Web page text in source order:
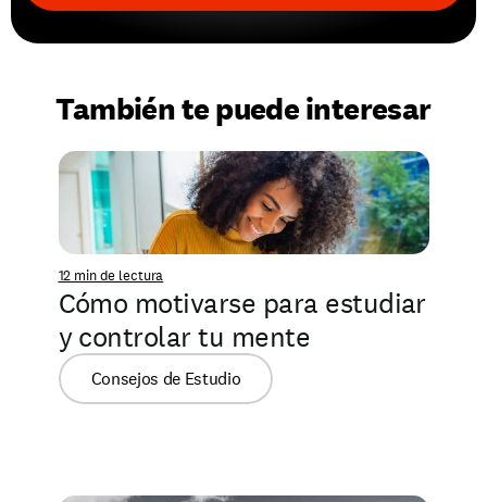
También te puede interesar
12 min de lectura
Cómo motivarse para estudiar
y controlar tu mente
Consejos de Estudio